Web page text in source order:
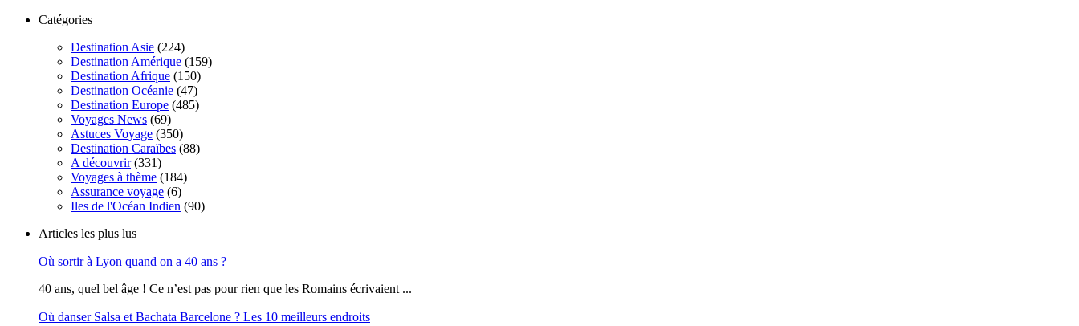
Catégories
Destination Asie (224)
Destination Amérique (159)
Destination Afrique (150)
Destination Océanie (47)
Destination Europe (485)
Voyages News (69)
Astuces Voyage (350)
Destination Caraïbes (88)
A découvrir(331)
Voyages à thème (184)
Assurance voyage (6)
Iles de l'Océan Indien (90)
Articles les plus lus
Où sortir à Lyon quand on a 40 ans ?
40 ans, quel bel âge ! Ce n’est pas pour rien que les Romains écrivaient ...
Où danser Salsa et Bachata Barcelone ? Les 10 meilleurs endroits